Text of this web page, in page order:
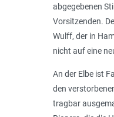
abgegebenen
Vorsitzenden.
Wulff, der in
nicht auf eine
An der Elbe ist
den
tragbar